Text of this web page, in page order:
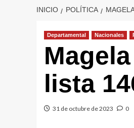
INICIO POLÍTICA
Departamental Nacionales
lista
31 de octubre de 2023 0